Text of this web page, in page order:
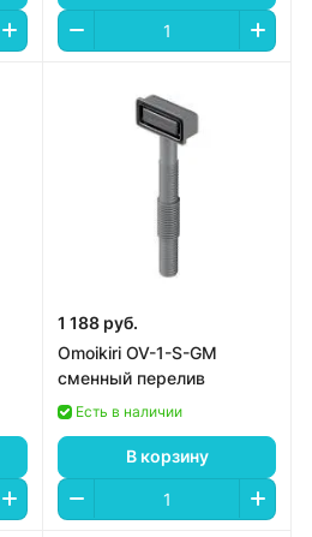
1 188 руб.
Omoikiri OV-1-S-GM
сменный перелив
Есть в наличии
В корзину